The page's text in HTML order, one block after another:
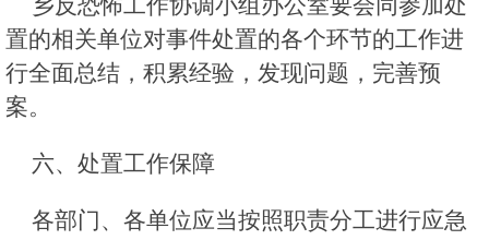
置的相关单位对事件处置的各个环节的工作进
行全面总结，积累经验，发现问题，完善预
案。
六、处置工作保障
各部门、各单位应当按照职责分工进行应急